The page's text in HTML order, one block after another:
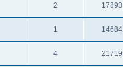
2 17893
1 14684
4 21719